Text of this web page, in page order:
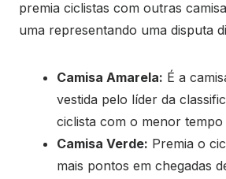
premia ciclistas com outras
uma representando uma disputa
Camisa Amarela: É a
vestida pelo líder da
ciclista com o menor tempo
Camisa Verde: Premia o
mais pontos em chegadas